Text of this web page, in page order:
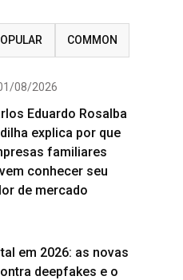
COMMON
08/2026
Eduardo Rosalba
explica por que
familiares
conhecer seu
de mercado
em 2026: as novas
deepfakes e o